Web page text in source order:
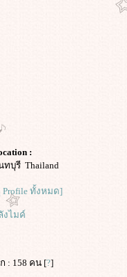
:
ทบุรี Thailand
Profile ทั้งหมด]
งไมค์
: 158 คน [?]